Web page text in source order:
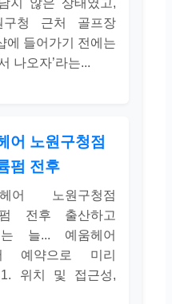
지 않은 상태였고,
구청 근처 골프장
에 들어가기 전에는
나오자’라는...
어 노원구청점
펌 전후
어 노원구청점
전후 출산하고
늘... 예움헤어
예약으로 미리
위치 및 접근성,